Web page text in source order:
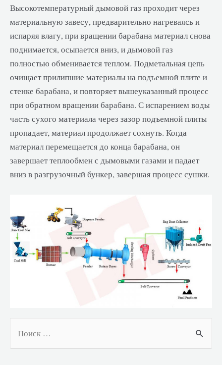
Высокотемпературный дымовой газ проходит через
материальную завесу, предварительно нагреваясь и
испаряя влагу, при вращении барабана материал снова
поднимается, осыпается вниз, и дымовой газ
полностью обменивается теплом. Подметальная цепь
очищает прилипшие материалы на подъемной плите и
стенке барабана, и повторяет вышеуказанный процесс
при обратном вращении барабана. С испарением воды
часть сухого материала через зазор подъемной плиты
пропадает, материал продолжает сохнуть. Когда
материал перемещается до конца барабана, он
завершает теплообмен с дымовыми газами и падает
вниз в разгрузочный бункер, завершая процесс сушки.